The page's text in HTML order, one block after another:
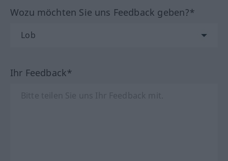
Wozu möchten Sie uns Feedback geben?*
Ihr Feedback*